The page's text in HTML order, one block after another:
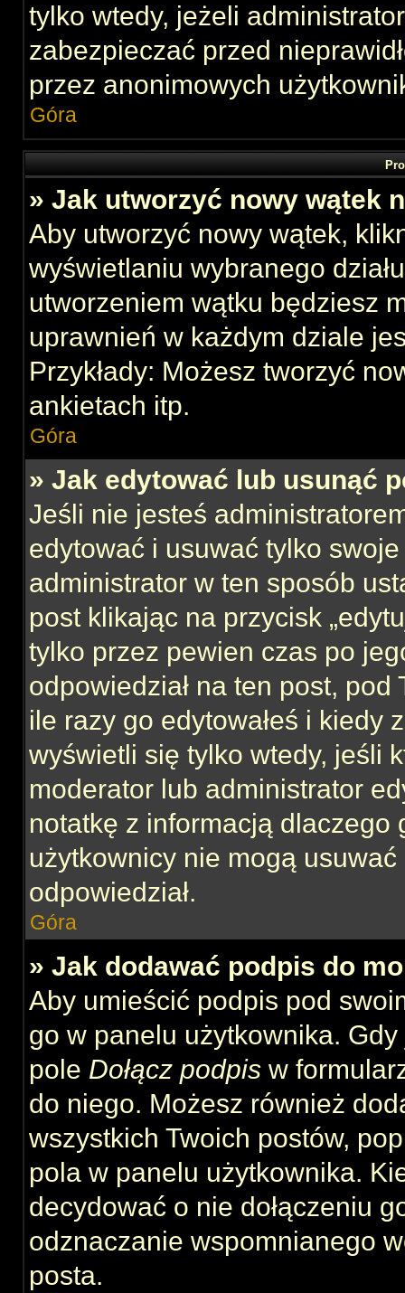
tylko wtedy, jeżeli
zabezpieczać przed
przez anonimowych
Góra
» Jak utworzyć nowy wątek
Aby utworzyć nowy wątek,
wyświetlaniu wybranego
utworzeniem wątku będziesz
uprawnień w każdym dziale
Przykłady: Możesz tworzyć
ankietach itp.
Góra
» Jak edytować lub usunąć
Jeśli nie jesteś
edytować i usuwać tylko
administrator w ten sposób
post klikając na przycisk
tylko przez pewien czas po
odpowiedział na ten post,
ile razy go edytowałeś i kiedy
wyświetli się tylko wtedy, jeśli
moderator lub administrator
notatkę z informacją
użytkownicy nie mogą
odpowiedział.
Góra
» Jak dodawać podpis do
Aby umieścić podpis pod
go w panelu użytkownika.
pole Dołącz podpis w
do niego. Możesz również
wszystkich Twoich postów,
pola w panelu użytkownika.
decydować o nie dołączeniu
odznaczanie wspomnianego
posta.